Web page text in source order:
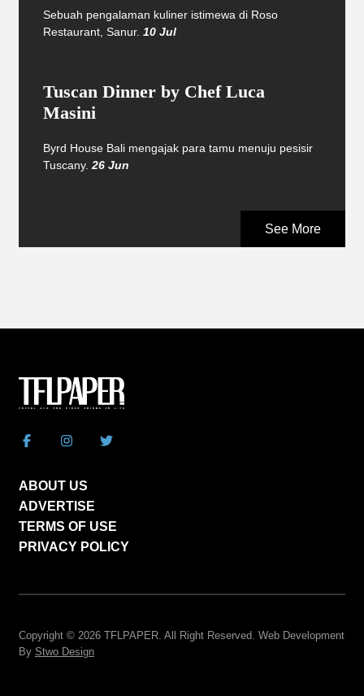
Sebuah pengalaman kuliner istimewa di Roso
Restaurant, Sanur. 10 Jul
Tuscan Dinner by Chef Luca
Masini
Byrd House Bali mengajak para tamu menuju pesisir
Tuscany. 26 Jun
See More
ABOUT US
ADVERTISE
TERMS OF USE
PRIVACY POLICY
Copyright © 2026 TFLPAPER. All Right Reserved. Web Development
By Stwo Design